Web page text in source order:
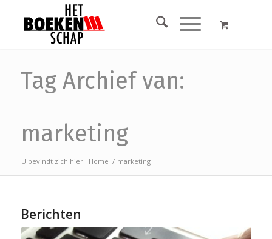
Tag Archief van:
marketing
U bevindt zich hier: Home / marketing
Berichten